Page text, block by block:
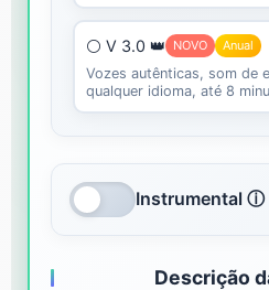
⚪ V 3.0 👑 NOVO Anual
Vozes autênticas, som de
qualquer idioma, até 8
Instrumental ⓘ
Descrição